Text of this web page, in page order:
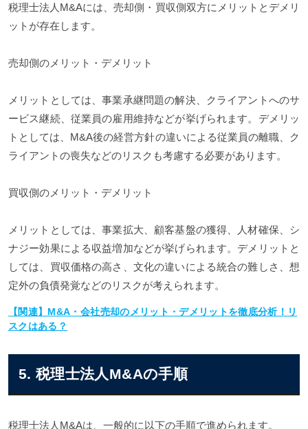
税理士法人M&Aには、売却側・買収側双方にメリットとデメリ
ットが存在します。
売却側のメリット・デメリット
メリットとしては、事業承継問題の解決、クライアントへのサ
ービス継続、従業員の雇用維持などが挙げられます。デメリッ
トとしては、M&A後の経営方針の違いによる従業員の離職、ク
ライアントの喪失などのリスクも考慮する必要があります。
買収側のメリット・デメリット
メリットとしては、事業拡大、顧客基盤の獲得、人材確保、シ
ナジー効果による収益増加などが挙げられます。デメリットと
しては、買収価格の高さ、文化の違いによる統合の難しさ、想
定外の負債発覚などのリスクが考えられます。
【関連】M&A・会社売却のメリット・デメリットを徹底分析！リ
スクはある？
5. 税理士法人M&Aの手順
税理士法人M&Aは、一般的に以下の手順で進められます。